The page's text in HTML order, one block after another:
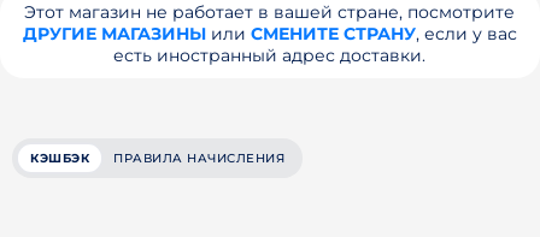
Этот магазин не работает в вашей стране, посмотрите
ДРУГИЕ МАГАЗИНЫили СМЕНИТЕ СТРАНУ, если у вас
есть иностранный адрес доставки.
КЭШБЭК ПРАВИЛА НАЧИСЛЕНИЯ